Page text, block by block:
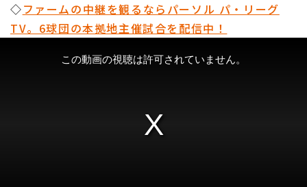
◇ファームの中継を観るならパーソル パ・リーグ
TV。6球団の本拠地主催試合を配信中！